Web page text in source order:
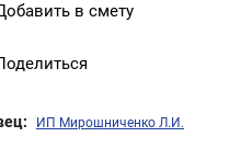
в смету
ИП Мирошниченко Л.И.